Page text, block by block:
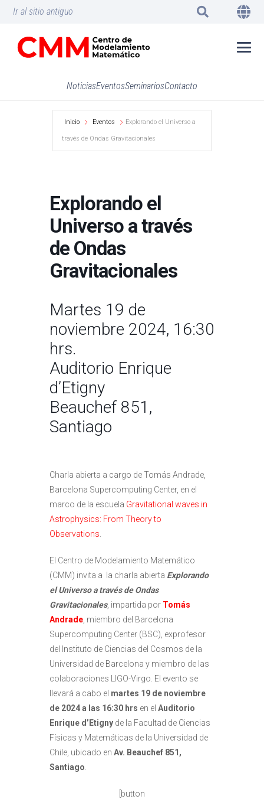
Ir al sitio antiguo
NoticiasEventosSeminariosContacto
Inicio Eventos Explorando el Universo a
través de Ondas Gravitacionales
Explorando el
Universo a través
de Ondas
Gravitacionales
Martes 19 de
noviembre 2024, 16:30
hrs.
Auditorio Enrique
d’Etigny
Beauchef 851,
Santiago
Charla abierta a cargo de Tomás Andrade,
Barcelona Supercomputing Center, en el
marco de la escuela Gravitational waves in
Astrophysics: From Theory to
Observations
El Centro de Modelamiento Matemático
(CMM) invita a la charla abierta Explorando
el Universo a través de Ondas
Gravitacionales, impartida por Tomás
Andrade , miembro del Barcelona
Supercomputing Center (BSC), exprofesor
del Instituto de Ciencias del Cosmos de la
Universidad de Barcelona y miembro de las
colaboraciones LIGO-Virgo. El evento se
llevará a cabo el martes 19 de noviembre
de 2024 a las 16:30 hrs en el Auditorio
Enrique d’Etigny de la Facultad de Ciencias
Físicas y Matemáticas de la Universidad de
Chile, ubicado en Av. Beauchef 851,
Santiago
[button